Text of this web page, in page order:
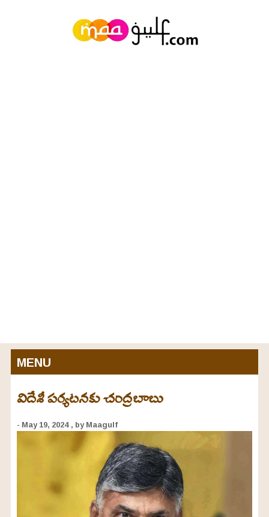
MENU
విదేశీ పర్యటనకు చంద్రబాబు
- May 19, 2024 , by Maagulf